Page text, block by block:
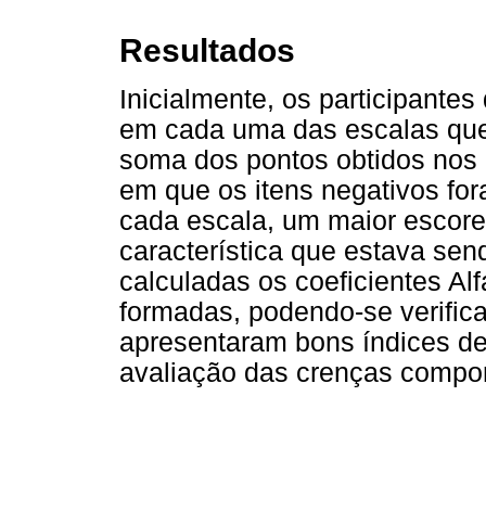
Resultados
Inicialmente, os
em cada uma das escalas
soma dos pontos obtidos
em que os itens negativos
cada escala, um maior
característica que estava
calculadas os coeficientes
formadas, podendo-se
apresentaram bons índices
avaliação das crenças